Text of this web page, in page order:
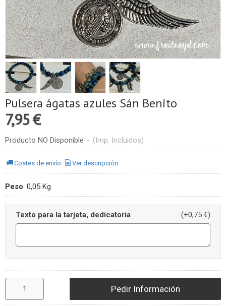
Pulsera ágatas azules Sán Benito
7,95 €
Producto NO Disponible - (Imp. Incluidos)
Costes de envío Ver descripción
Peso: 0,05 Kg
Texto para la tarjeta, dedicatoria (+0,75 €)
Pedir Información